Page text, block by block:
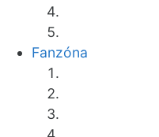
Fanzóna